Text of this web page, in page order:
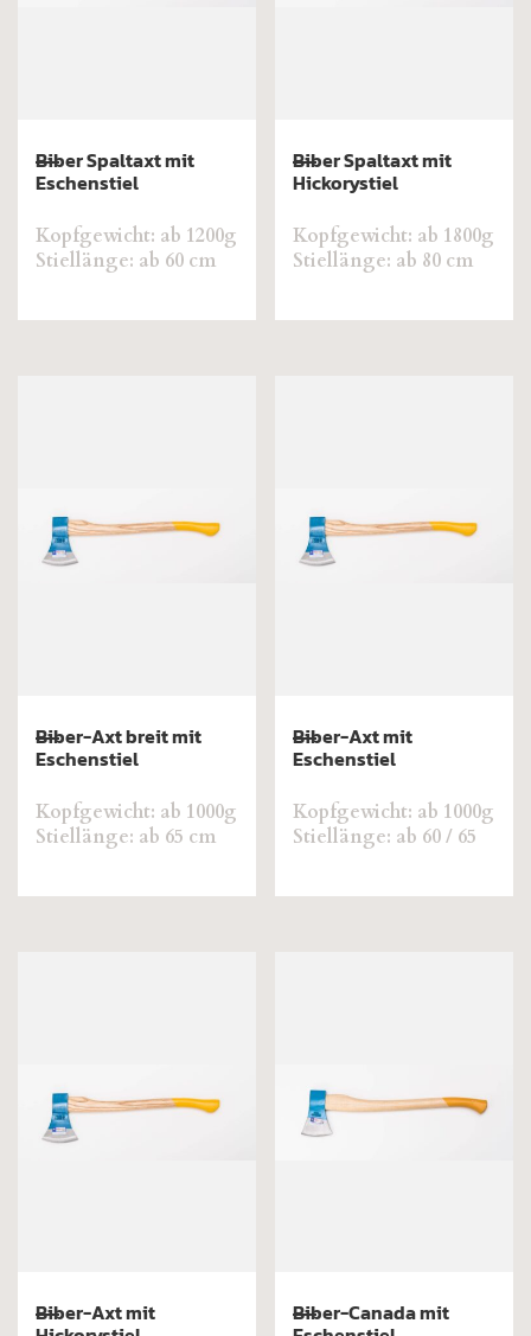
Biber Spaltaxt mit
Eschenstiel
Kopfgewicht: ab 1200g
Stiellänge: ab 60 cm
Biber Spaltaxt mit
Hickorystiel
Kopfgewicht: ab 1800g
Stiellänge: ab 80 cm
Biber-Axt breit mit
Eschenstiel
Kopfgewicht: ab 1000g
Stiellänge: ab 65 cm
Biber-Axt mit
Eschenstiel
Kopfgewicht: ab 1000g
Stiellänge: ab 60 / 65
Biber-Axt mit Biber-Canada mit